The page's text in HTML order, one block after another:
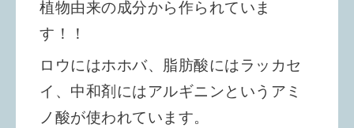
植物由来の成分から作られていま
す！！
ロウにはホホバ、脂肪酸にはラッカセ
イ、中和剤にはアルギニンというアミ
ノ酸が使われています。